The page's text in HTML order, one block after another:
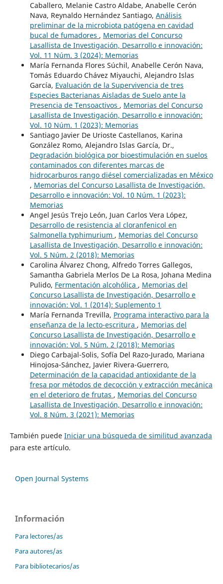
Caballero, Melanie Castro Aldabe, Anabelle Cerón
Nava, Reynaldo Hernández Santiago, Análisis
preliminar de la microbiota patógena en cavidad
bucal de fumadores , Memorias del Concurso
Lasallista de Investigación, Desarrollo e innovación:
Vol. 11 Núm. 3 (2024): Memorias
María Fernanda Flores Súchil, Anabelle Cerón Nava,
Tomás Eduardo Chávez Miyauchi, Alejandro Islas
García, Evaluación de la Supervivencia de tres
Especies Bacterianas Aisladas de Suelo ante la
Presencia de Tensoactivos , Memorias del Concurso
Lasallista de Investigación, Desarrollo e innovación:
Vol. 10 Núm. 1 (2023): Memorias
Santiago Javier De Urioste Castellanos, Karina
González Romo, Alejandro Islas García, Dr.,
Degradación biológica por bioestimulación en suelos
contaminados con diferentes marcas de
hidrocarburos rango diésel comercializadas en México
, Memorias del Concurso Lasallista de Investigación,
Desarrollo e innovación: Vol. 10 Núm. 1 (2023):
Memorias
Angel Jesús Trejo León, Juan Carlos Vera López,
Desarrollo de resistencia al cloranfenicol en
Salmonella typhimurium , Memorias del Concurso
Lasallista de Investigación, Desarrollo e innovación:
Vol. 5 Núm. 2 (2018): Memorias
Carolina Álvarez Chong, Alfredo Torres Gallegos,
Samantha Gabriela Merlos De La Rosa, Johana Medina
Pulido, Fermentación alcohólica , Memorias del
Concurso Lasallista de Investigación, Desarrollo e
innovación: Vol. 1 (2014): Suplemento 1
María Fernanda Trevilla, Programa interactivo para la
enseñanza de la lecto-escritura , Memorias del
Concurso Lasallista de Investigación, Desarrollo e
innovación: Vol. 5 Núm. 2 (2018): Memorias
Diego Carbajal-Solis, Sofía Del Razo-Jurado, Mariana
Hinojosa-Sánchez, Javier Rivera-Guerrero,
Determinación de la capacidad antioxidante de la
fresa por métodos de decocción y extracción mecánica
en el deterioro de frutas , Memorias del Concurso
Lasallista de Investigación, Desarrollo e innovación:
Vol. 8 Núm. 3 (2021): Memorias
También puede Iniciar una búsqueda de similitud avanzada
para este artículo.
Open Journal Systems
Información
Para lectores/as
Para autores/as
Para bibliotecarios/as